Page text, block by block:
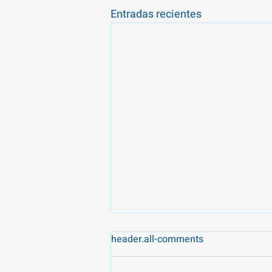
Entradas recientes
Arraigo socioformativo en
header.all-comments